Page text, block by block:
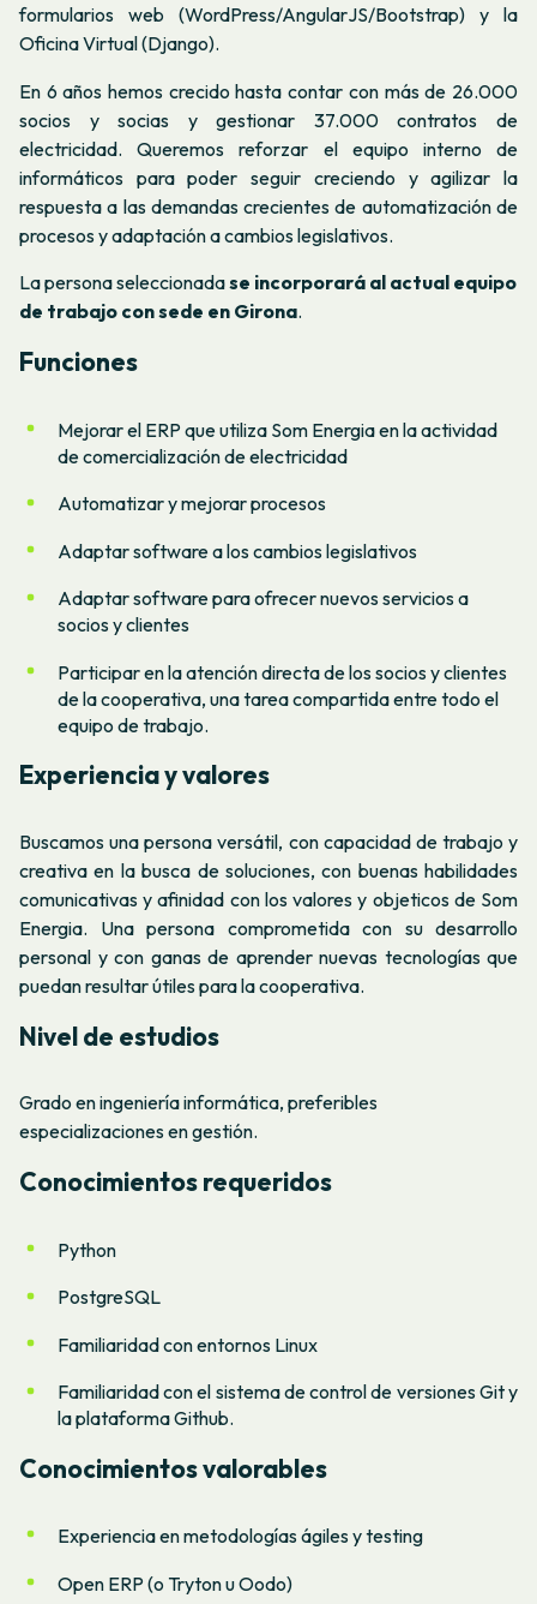
formularios web (WordPress/AngularJS/Bootstrap) y la
Oficina Virtual (Django).
En 6 años hemos crecido hasta contar con más de 26.000
socios y socias y gestionar 37.000 contratos de
electricidad. Queremos reforzar el equipo interno de
informáticos para poder seguir creciendo y agilizar la
respuesta a las demandas crecientes de automatización de
procesos y adaptación a cambios legislativos.
La persona seleccionadase incorporará al actual equipo
de trabajo con sede en Girona.
Funciones
Mejorar el ERP que utiliza Som Energia en la actividad
de comercialización de electricidad
Automatizar y mejorar procesos
Adaptar software a los cambios legislativos
Adaptar software para ofrecer nuevos servicios a
socios y clientes
Participar en la atención directa de los socios y clientes
de la cooperativa, una tarea compartida entre todo el
equipo de trabajo.
Experiencia y valores
Buscamos una persona versátil, con capacidad de trabajo y
creativa en la busca de soluciones, con buenas habilidades
comunicativas y afinidad con los valores y objeticos de Som
Energia. Una persona comprometida con su desarrollo
personal y con ganas de aprender nuevas tecnologías que
puedan resultar útiles para la cooperativa.
Nivel de estudios
Grado en ingeniería informática, preferibles
especializaciones en gestión.
Conocimientos requeridos
Python
PostgreSQL
Familiaridad con entornos Linux
Familiaridad con el sistema de control de versiones Git y
la plataforma Github.
Conocimientos valorables
Experiencia en metodologías ágiles y testing
Open ERP (o Tryton u Oodo)